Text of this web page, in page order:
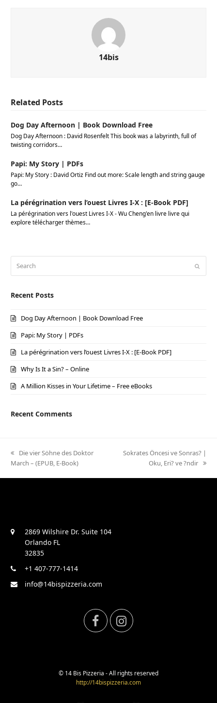
14bis
Related Posts
Dog Day Afternoon | Book Download Free
Dog Day Afternoon : David Rosenfelt This book was a labyrinth, full of
twisting corridors…
Papi: My Story | PDFs
Papi: My Story : David Ortiz Find out more: Scale length and string gauge
go…
La pérégrination vers l’ouest Livres I-X : [E-Book PDF]
La pérégrination vers l'ouest Livres I-X - Wu Cheng'en livre livre qui
explore télécharger thèmes…
Recent Posts
Dog Day Afternoon | Book Download Free
Papi: My Story | PDFs
La pérégrination vers l’ouest Livres I-X : [E-Book PDF]
Why Is It a Sin? – Online
A Million Kisses in Your Lifetime – Free eBooks
Recent Comments
previous
post:
Die vier Söhne des Doktor
March – (EPUB, E-Book)
next
Sokrates Öncesi ve Sonras? |
Oku, Eri? ve ?ndir
2869 Wilshire Dr. Suite 104
Orlando FL
32835
+1 407-777-1414
info@14bispizzeria.com
F
e
t
© 14 Bis Pizzeria - All rights reserved
http://14bispizzeria.com